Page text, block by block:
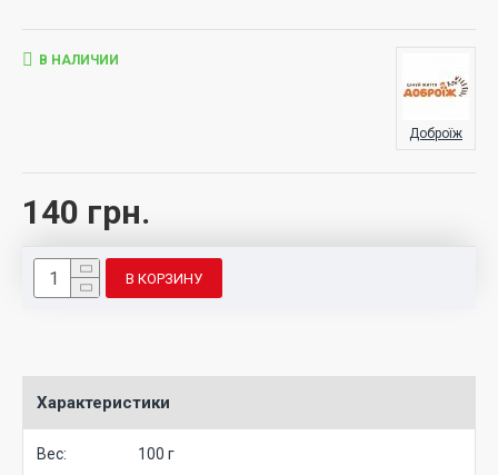
140 грн.
В НАЛИЧИИ
Доброїж
В КОРЗИНУ
Характеристики
Вес: 100 г